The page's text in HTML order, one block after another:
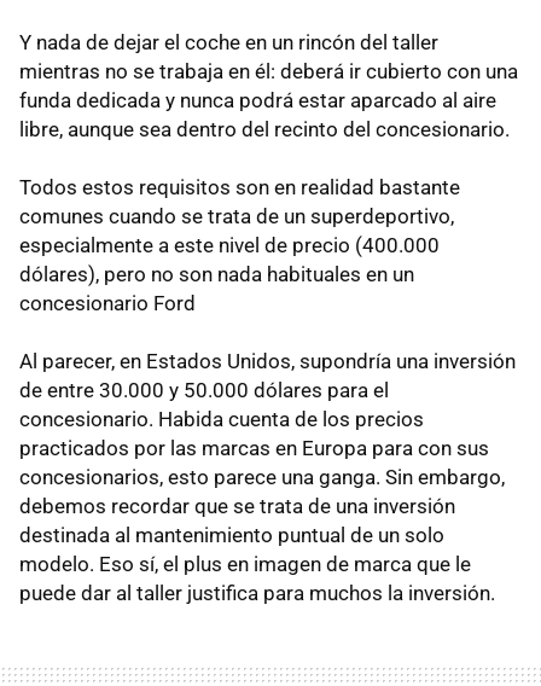
Y nada de dejar el coche en un rincón del taller
mientras no se trabaja en él: deberá ir cubierto con una
funda dedicada y nunca podrá estar aparcado al aire
libre, aunque sea dentro del recinto del concesionario.
Todos estos requisitos son en realidad bastante
comunes cuando se trata de un superdeportivo,
especialmente a este nivel de precio (400.000
dólares), pero no son nada habituales en un
concesionario Ford
Al parecer, en Estados Unidos, supondría una inversión
de entre 30.000 y 50.000 dólares para el
concesionario. Habida cuenta de los precios
practicados por las marcas en Europa para con sus
concesionarios, esto parece una ganga. Sin embargo,
debemos recordar que se trata de una inversión
destinada al mantenimiento puntual de un solo
modelo. Eso sí, el plus en imagen de marca que le
puede dar al taller justifica para muchos la inversión.